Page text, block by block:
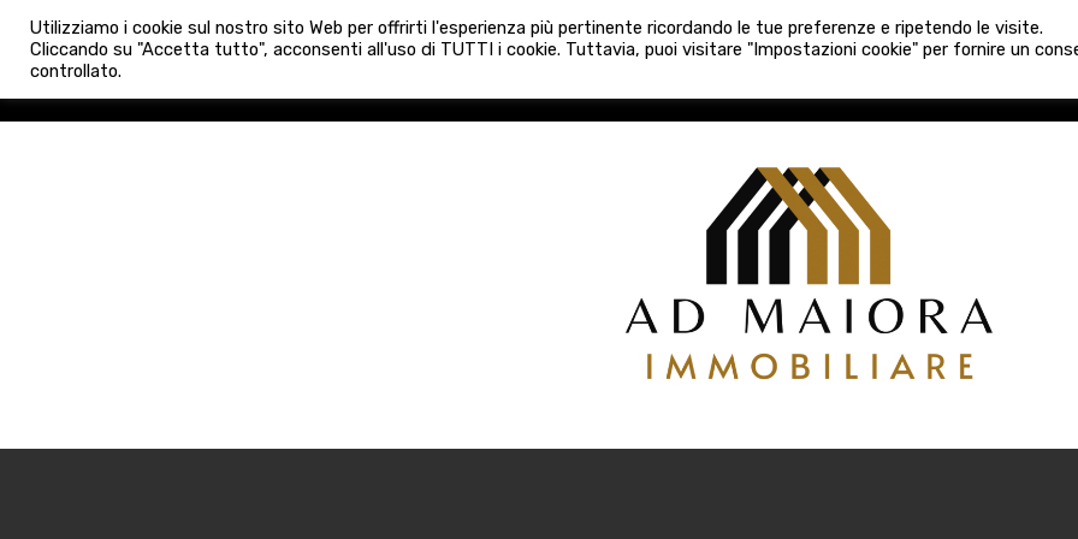
HOME AGENZIA NUOVE COSTRUZIONI VENDITA LOCAZIONI ATTIVITÀ
info@admaioraimmobiliare.it 080 3759025
Utilizziamo i cookie sul nostro sito Web per offrirti l'esperienza più pertinente ricordando le tue preferenze e ripetendo le visite.
Cliccando su "Accetta tutto", acconsenti all'uso di TUTTI i cookie. Tuttavia, puoi visitare "Impostazioni cookie" per fornire un
controllato.